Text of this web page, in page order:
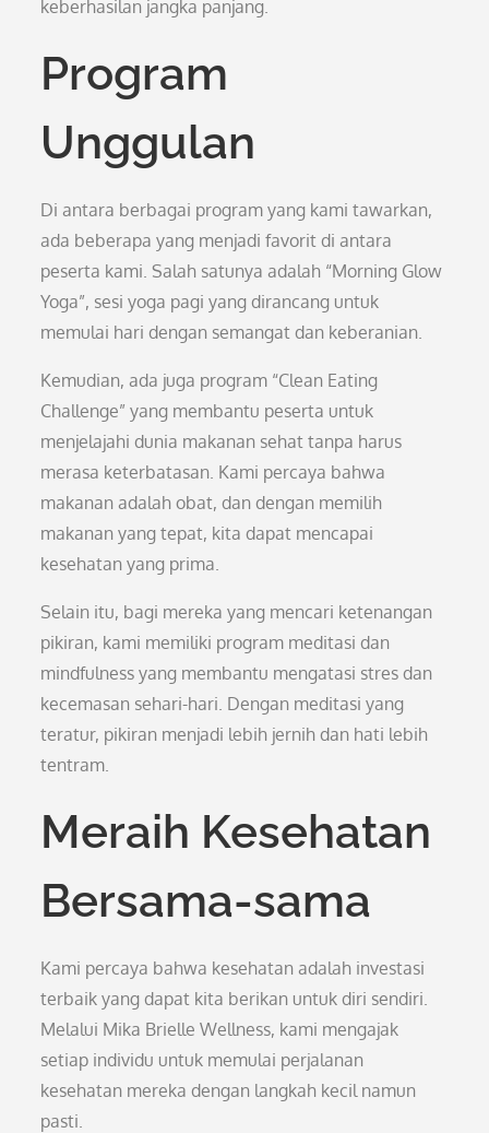
keberhasilan jangka panjang.
Program
Unggulan
Di antara berbagai program yang kami tawarkan,
ada beberapa yang menjadi favorit di antara
peserta kami. Salah satunya adalah “Morning Glow
Yoga”, sesi yoga pagi yang dirancang untuk
memulai hari dengan semangat dan keberanian.
Kemudian, ada juga program “Clean Eating
Challenge” yang membantu peserta untuk
menjelajahi dunia makanan sehat tanpa harus
merasa keterbatasan. Kami percaya bahwa
makanan adalah obat, dan dengan memilih
makanan yang tepat, kita dapat mencapai
kesehatan yang prima.
Selain itu, bagi mereka yang mencari ketenangan
pikiran, kami memiliki program meditasi dan
mindfulness yang membantu mengatasi stres dan
kecemasan sehari-hari. Dengan meditasi yang
teratur, pikiran menjadi lebih jernih dan hati lebih
tentram.
Meraih Kesehatan
Bersama-sama
Kami percaya bahwa kesehatan adalah investasi
terbaik yang dapat kita berikan untuk diri sendiri.
Melalui Mika Brielle Wellness, kami mengajak
setiap individu untuk memulai perjalanan
kesehatan mereka dengan langkah kecil namun
pasti.